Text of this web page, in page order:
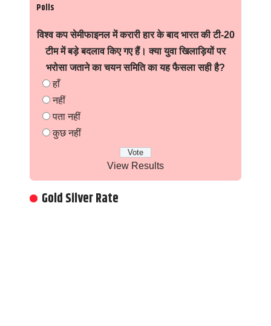
Polls
विश्व कप सेमीफाइनल में करारी हार के बाद भारत की टी-20
टीम में बड़े बदलाव किए गए हैं। क्या युवा खिलाड़ियों पर
भरोसा जताने का चयन समिति का यह फैसला सही है?
हाँ
नहीं
पता नहीं
कुछ नहीं
View Results
Gold Silver Rate